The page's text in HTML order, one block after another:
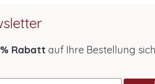
Rabatt auf Ihre Bestellung